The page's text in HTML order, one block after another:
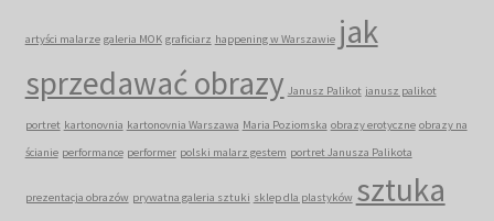
artyści malarze galeria MOK graficiarz happening w Warszawie jak
sprzedawać obrazy Janusz Palikot janusz palikot
portret kartonovnia kartonovnia Warszawa Maria Poziomska obrazy erotyczne obrazy na
ścianie performance performer polski malarz gestem portret Janusza Palikota
prezentacja obrazów prywatna galeria sztuki sklep dla plastyków sztuka